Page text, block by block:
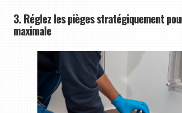
3. Réglez les pièges stratégiquement
maximale